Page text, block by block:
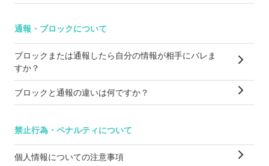
通報・ブロックについて
ブロックまたは通報したら自分の情報が相手にバレま
すか？
ブロックと通報の違いは何ですか？
禁止行為・ペナルティについて
個人情報についての注意事項